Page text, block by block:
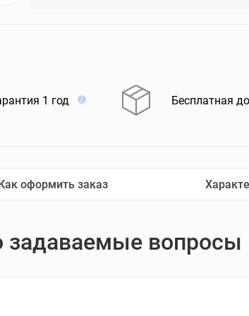
1 год Бесплатная
оформить заказ
задаваемые вопросы